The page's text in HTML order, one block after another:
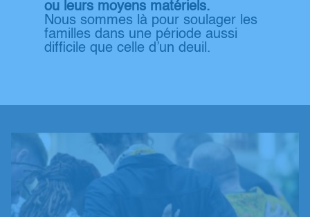
ou leurs moyens matériels.
Nous sommes là pour soulager les
familles dans une période aussi
difficile que celle d’un deuil.